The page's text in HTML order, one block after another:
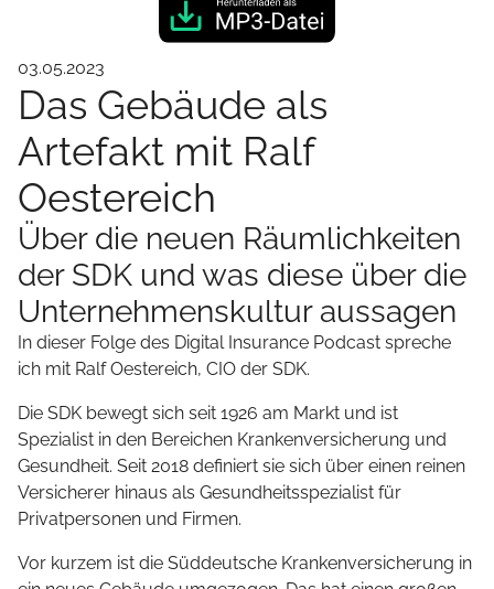
03.05.2023
Das Gebäude als
Artefakt mit Ralf
Oestereich
Über die neuen Räumlichkeiten
der SDK und was diese über die
Unternehmenskultur aussagen
In dieser Folge des Digital Insurance Podcast spreche
ich mit Ralf Oestereich, CIO der SDK.
Die SDK bewegt sich seit 1926 am Markt und ist
Spezialist in den Bereichen Krankenversicherung und
Gesundheit. Seit 2018 definiert sie sich über einen reinen
Versicherer hinaus als Gesundheitsspezialist für
Privatpersonen und Firmen.
Vor kurzem ist die Süddeutsche Krankenversicherung in